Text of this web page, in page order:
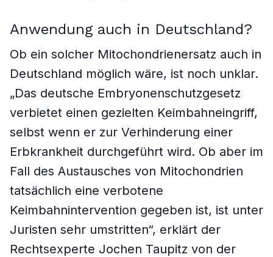
Anwendung auch in Deutschland?
Ob ein solcher Mitochondrienersatz auch in
Deutschland möglich wäre, ist noch unklar.
„Das deutsche Embryonenschutzgesetz
verbietet einen gezielten Keimbahneingriff,
selbst wenn er zur Verhinderung einer
Erbkrankheit durchgeführt wird. Ob aber im
Fall des Austausches von Mitochondrien
tatsächlich eine verbotene
Keimbahnintervention gegeben ist, ist unter
Juristen sehr umstritten“, erklärt der
Rechtsexperte Jochen Taupitz von der